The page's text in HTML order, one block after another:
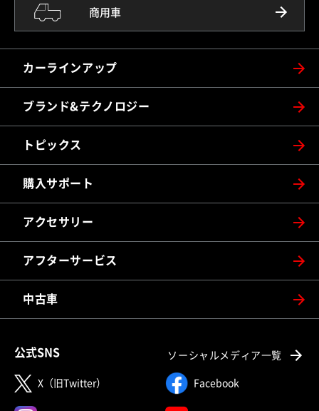
カーラインアップ
商用車
ブランド&テクノロジー
トピックス
購入サポート
アクセサリー
アフターサービス
中古車
公式SNS ソーシャルメディア一覧
X（旧Twitter） Facebook